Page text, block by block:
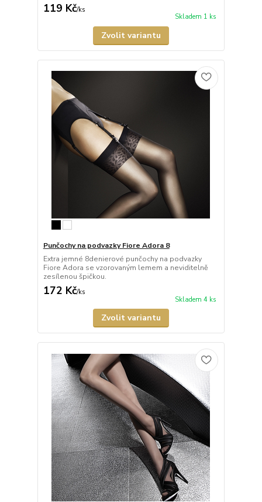
119 Kč/ks
Skladem 1 ks
Zvolit variantu
Punčochy na podvazky Fiore Adora 8
Extra jemné 8denierové punčochy na podvazky
Fiore Adora se vzorovaným lemem a neviditelně
zesílenou špičkou.
172 Kč/ks
Skladem 4 ks
Zvolit variantu